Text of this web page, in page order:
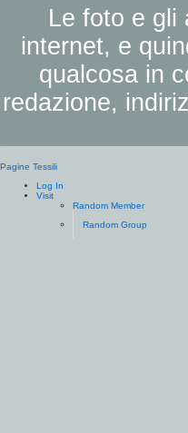
Le foto e gli
internet, e
qualcosa in
redazione,
Pagine Tessili
Log In
Visit
Random Member
Random Group